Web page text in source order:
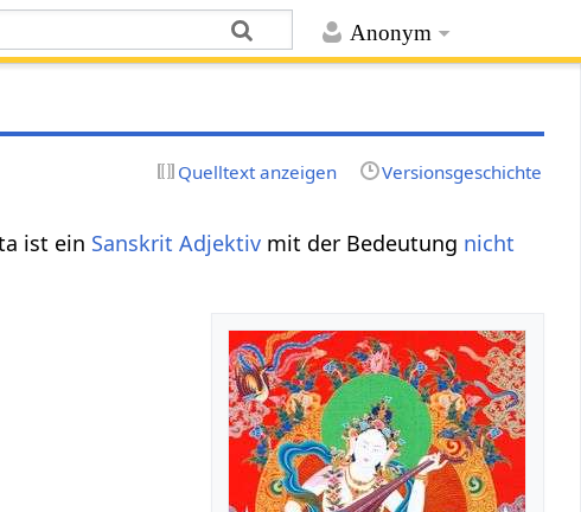
Anonym
Quelltext anzeigen Versionsgeschichte
ist ein Sanskrit Adjektiv mit der Bedeutung nicht